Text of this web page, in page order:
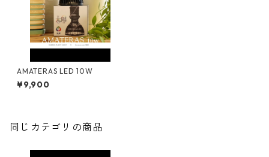
AMATERAS LED 10W
¥9,900
同じカテゴリの商品